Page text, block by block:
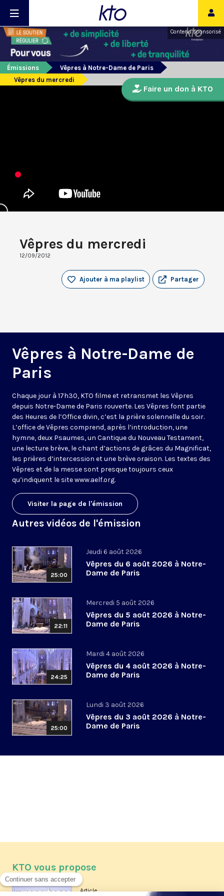
Contenu sponsorisé
Émissions
Vêpres à Notre-Dame de Paris
Vêpres du mercredi
Vêpres du mercredi
12/09/2012
Partager
Ajouter à ma playlist
Vêpres à Notre-Dame de
Paris
Chaque jour à 17h30, KTO filme et retransmet les Vêpres
depuis Notre-Dame de Paris rouverte. Les Vêpres font partie
des Heures de l’Office divin, c’est la prière solennelle du soir.
L’office de Vêpres comprend, après l’introduction, une
hymne, deux Psaumes, un Cantique du Nouveau Testament,
une lecture brève, le chant d’actions de grâces du Magnificat,
les prières d’intercession et une brève oraison. Les textes des
Vêpres et de la messe sont presque toujours ceux
qu’indiquent le sitewww.aelf.org.
Visiter la page de l'émission
Autres vidéos de l'émission
25:00
Jeudi 6 août 2026
Vêpres du 6 août 2026 à Notre-
Dame de Paris
22:11
Mercredi 5 août 2026
Vêpres du 5 août 2026 à Notre-
Dame de Paris
24:25
Mardi 4 août 2026
Vêpres du 4 août 2026 à Notre-
Dame de Paris
25:00
Lundi 3 août 2026
Vêpres du 3 août 2026 à Notre-
Dame de Paris
Faire un don à KTO
KTO vous propose
Article